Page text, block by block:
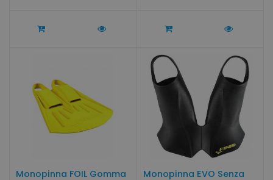
Monopinna FOIL Gomma
Monopinna EVO Senza